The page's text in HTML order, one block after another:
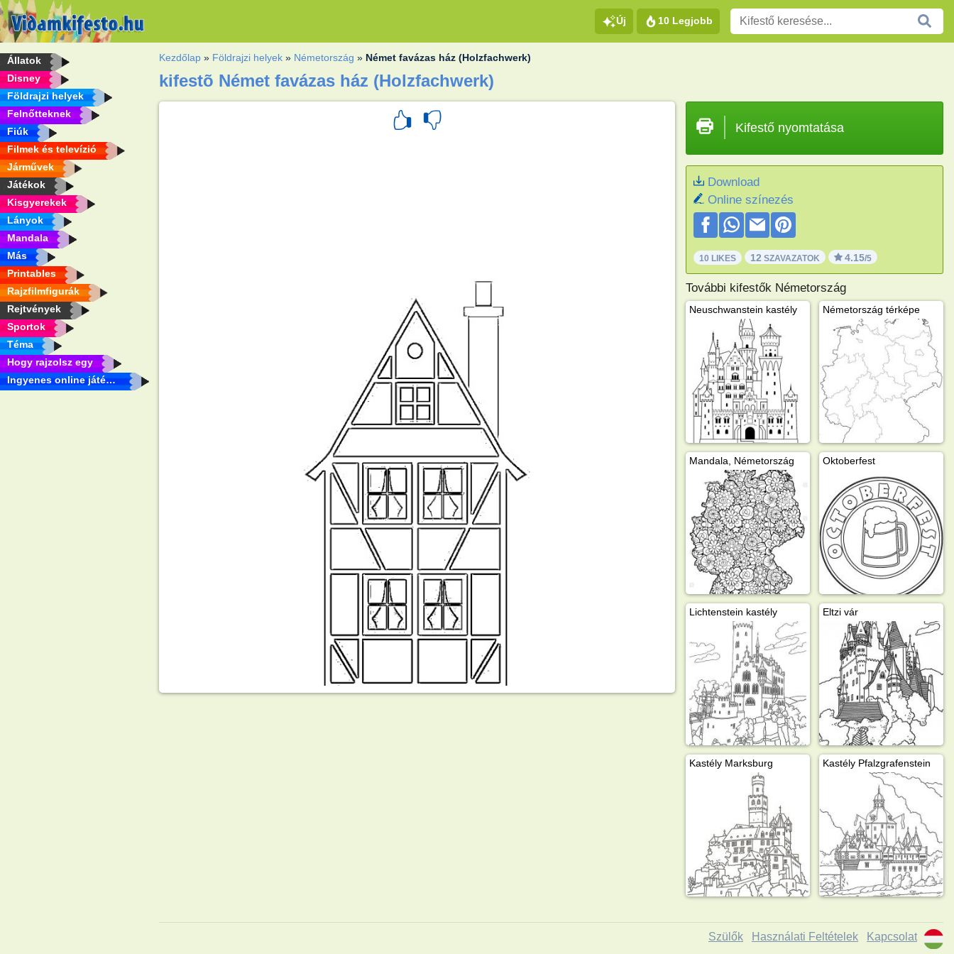
Új 10 Legjobb
Állatok
Disney
Földrajzi helyek
Felnőtteknek
Fiúk
Filmek és televízió
Járművek
Játékok
Kisgyerekek
Lányok
Mandala
Más
Printables
Rajzfilmfigurák
Rejtvények
Sportok
Téma
Hogy rajzolsz egy
Ingyenes online játékok
Kezdőlap » Földrajzi helyek » Németország » Német favázas ház (Holzfachwerk)
kifestõ Német favázas ház (Holzfachwerk)
Kifestő nyomtatása
Download
Online színezés
10 LIKES 12 SZAVAZATOK 4.15/5
További kifestők Németország
Neuschwanstein kastély Németország térképe
Mandala, Németország Oktoberfest
Lichtenstein kastély Eltzi vár
Kastély Marksburg Kastély Pfalzgrafenstein
Szülők Használati Feltételek Kapcsolat